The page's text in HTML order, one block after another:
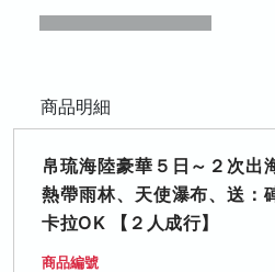
商品明細
帛琉海陸豪華５日～２次出
熱帶雨林、天使瀑布、送：
卡拉OK 【２人成行】
商品編號